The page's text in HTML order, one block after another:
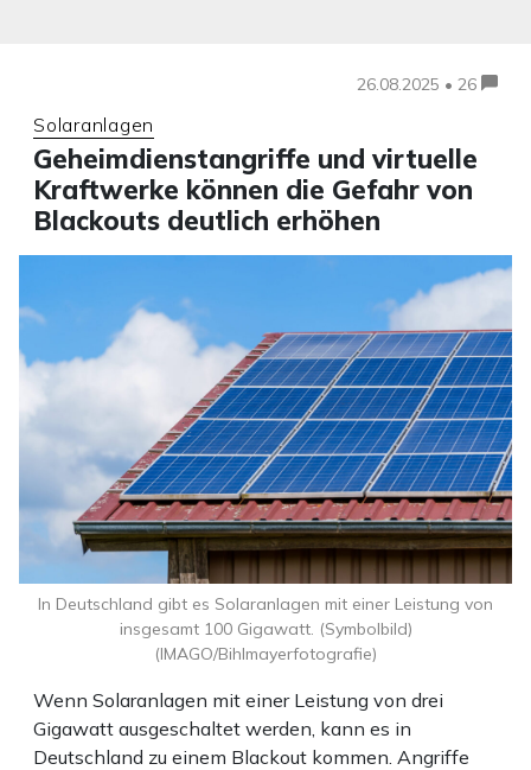
26.08.2025 • 26
Solaranlagen
Geheimdienstangriffe und virtuelle
Kraftwerke können die Gefahr von
Blackouts deutlich erhöhen
Wenn Solaranlagen mit einer Leistung von drei
Gigawatt ausgeschaltet werden, kann es in
Deutschland zu einem Blackout kommen. Angriffe
In Deutschland gibt es Solaranlagen mit einer Leistung von
insgesamt 100 Gigawatt. (Symbolbild)
(IMAGO/Bihlmayerfotografie)